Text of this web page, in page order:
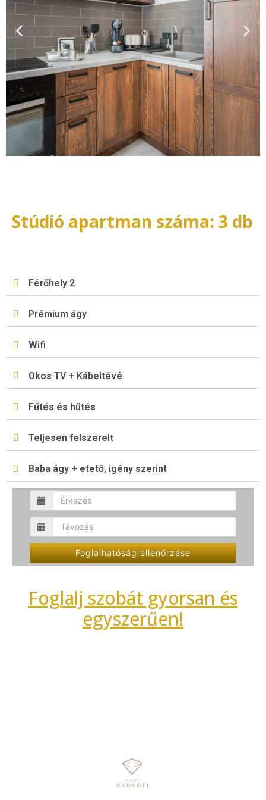
Foglalhatóság ellenőrzése
Foglalj szobát gyorsan és
egyszerűen!
Stúdió apartman száma: 3 db
Férőhely 2
Prémium ágy
Wifi
Okos TV + Kábeltévé
Fűtés és hűtés
Teljesen felszerelt
Baba ágy + etető, igény szerint